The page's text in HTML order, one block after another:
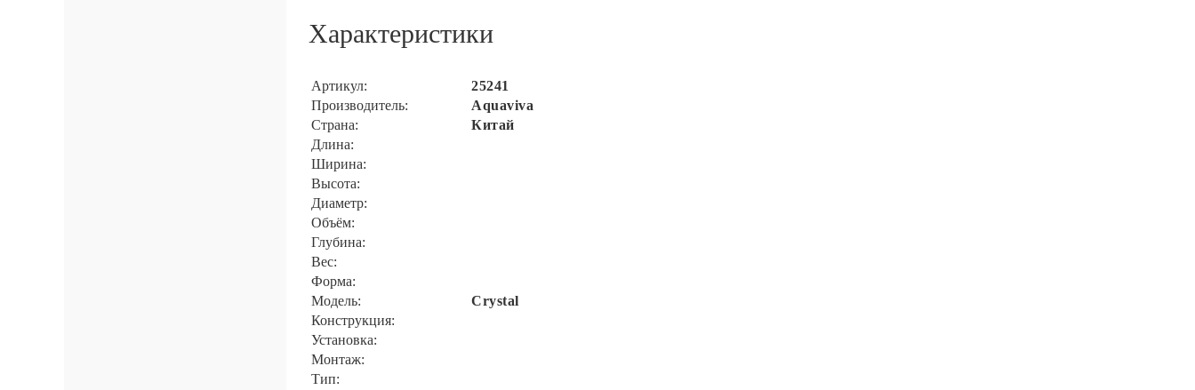
Характеристики
Артикул:
25241
Производитель:
Aquaviva
Страна:
Китай
Длина:
Ширина:
Высота:
Диаметр:
Объём:
Глубина:
Вес:
Форма:
Модель:
Crystal
Конструкция:
Установка:
Монтаж:
Тип: